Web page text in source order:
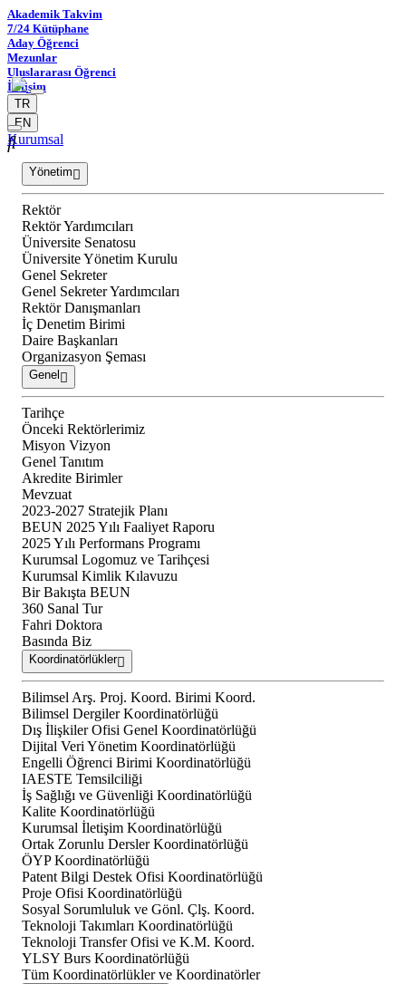
Akademik Takvim
7/24 Kütüphane
Aday Öğrenci
Mezunlar
Uluslararası Öğrenci
İletişim
TR
EN
Kurumsal
Yönetim
Rektör
Rektör Yardımcıları
Üniversite Senatosu
Üniversite Yönetim Kurulu
Genel Sekreter
Genel Sekreter Yardımcıları
Rektör Danışmanları
İç Denetim Birimi
Daire Başkanları
Organizasyon Şeması
Genel
Tarihçe
Önceki Rektörlerimiz
Misyon Vizyon
Genel Tanıtım
Akredite Birimler
Mevzuat
2023-2027 Stratejik Planı
BEUN 2025 Yılı Faaliyet Raporu
2025 Yılı Performans Programı
Kurumsal Logomuz ve Tarihçesi
Kurumsal Kimlik Kılavuzu
Bir Bakışta BEUN
360 Sanal Tur
Fahri Doktora
Basında Biz
Koordinatörlükler
Bilimsel Arş. Proj. Koord. Birimi Koord.
Bilimsel Dergiler Koordinatörlüğü
Dış İlişkiler Ofisi Genel Koordinatörlüğü
Dijital Veri Yönetim Koordinatörlüğü
Engelli Öğrenci Birimi Koordinatörlüğü
IAESTE Temsilciliği
İş Sağlığı ve Güvenliği Koordinatörlüğü
Kalite Koordinatörlüğü
Kurumsal İletişim Koordinatörlüğü
Ortak Zorunlu Dersler Koordinatörlüğü
ÖYP Koordinatörlüğü
Patent Bilgi Destek Ofisi Koordinatörlüğü
Proje Ofisi Koordinatörlüğü
Sosyal Sorumluluk ve Gönl. Çlş. Koord.
Teknoloji Takımları Koordinatörlüğü
Teknoloji Transfer Ofisi ve K.M. Koord.
YLSY Burs Koordinatörlüğü
Tüm Koordinatörlükler ve Koordinatörler